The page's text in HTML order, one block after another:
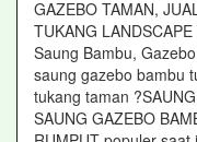
GAZEBO TAMAN,
TUKANG
Saung Bambu,
saung gazebo bambu
tukang taman
SAUNG GAZEBO